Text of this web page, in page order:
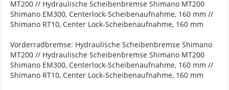
MT200 // Hydraulische Scheibenbremse Shimano MT200
Shimano EM300, Centerlock-Scheibenaufnahme, 160 mm //
Shimano RT10, Center Lock-Scheibenaufnahme, 160 mm
Vorderradbremse: Hydraulische Scheibenbremse Shimano
MT200 // Hydraulische Scheibenbremse Shimano MT200
Shimano EM300, Centerlock-Scheibenaufnahme, 160 mm //
Shimano RT10, Center Lock-Scheibenaufnahme, 160 mm